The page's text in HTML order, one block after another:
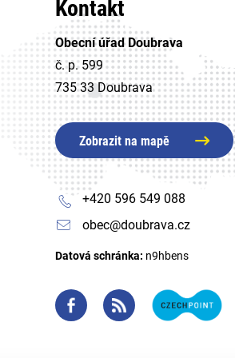
Kontakt
Obecní úřad Doubrava
č. p. 599
735 33 Doubrava
Zobrazit na mapě
+420 596 549 088
obec@doubrava.cz
Datová schránka: n9hbens